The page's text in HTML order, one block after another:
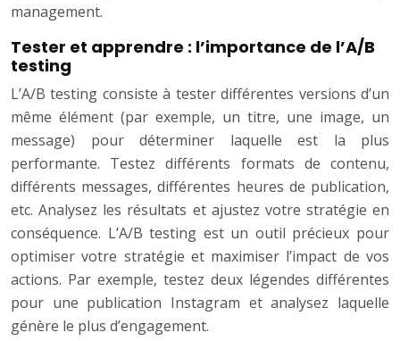
management.
Tester et apprendre : l’importance de l’A/B
testing
L’A/B testing consiste à tester différentes versions d’un
même élément (par exemple, un titre, une image, un
message) pour déterminer laquelle est la plus
performante. Testez différents formats de contenu,
différents messages, différentes heures de publication,
etc. Analysez les résultats et ajustez votre stratégie en
conséquence. L’A/B testing est un outil précieux pour
optimiser votre stratégie et maximiser l’impact de vos
actions. Par exemple, testez deux légendes différentes
pour une publication Instagram et analysez laquelle
génère le plus d’engagement.